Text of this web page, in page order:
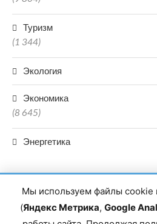
Туризм
(1 344)
Экология
Экономика
(8 645)
Энергетика
Мы используем файлы cookie
(Яндекс Метрика, Google